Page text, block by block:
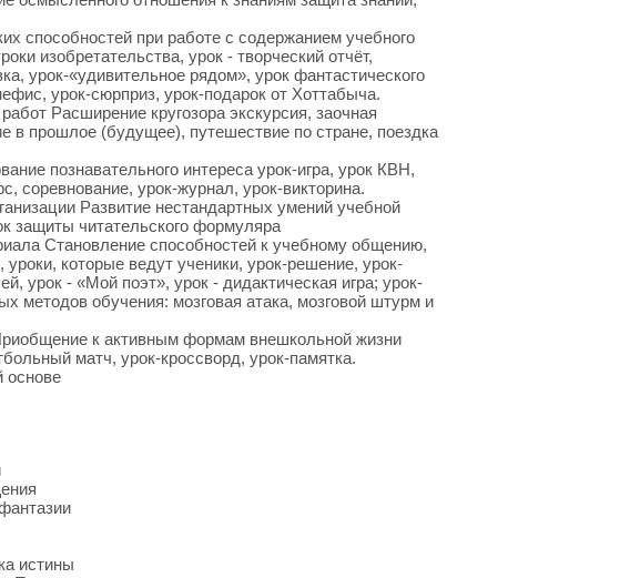
способностей при работе с содержанием учебного
изобретательства, урок - творческий отчёт,
урок-«удивительное рядом», урок фантастического
урок-сюрприз, урок-подарок от Хоттабыча.
Расширение кругозора экскурсия, заочная
в прошлое (будущее), путешествие по стране, поездка
познавательного интереса урок-игра, урок КВН,
соревнование, урок-журнал, урок-викторина.
Развитие нестандартных умений учебной
защиты читательского формуляра
Становление способностей к учебному общению,
которые ведут ученики, урок-решение, урок-
урок - «Мой поэт», урок - дидактическая игра; урок-
методов обучения: мозговая атака, мозговой штурм и
к активным формам внешкольной жизни
матч, урок-кроссворд, урок-памятка.
основе
истины